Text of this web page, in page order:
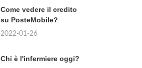
Come vedere il credito
su PosteMobile?
2022-01-26
Chi è l'infermiere oggi?